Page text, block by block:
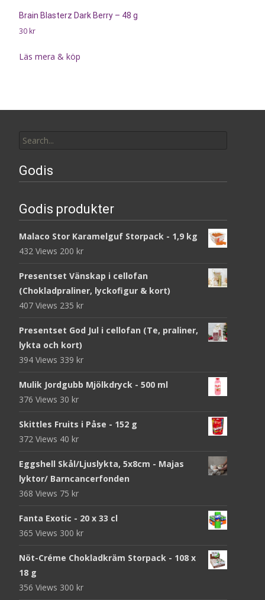
Brain Blasterz Dark Berry – 48 g
30 kr
Läs mera & köp
for:
Godis
Godis produkter
Malaco Stor Karamelguf Storpack - 1,9 kg
432 Views 200 kr
Presentset Vänskap i cellofan
(Chokladpraliner, lyckofigur & kort)
407 Views 235 kr
Presentset God Jul i cellofan (Te, praliner,
lykta och kort)
394 Views 339 kr
Mulik Jordgubb Mjölkdryck - 500 ml
376 Views 30 kr
Skittles Fruits i Påse - 152 g
372 Views 40 kr
Eggshell Skål/Ljuslykta, 5x8cm - Majas
lyktor/ Barncancerfonden
368 Views 75 kr
Fanta Exotic - 20 x 33 cl
365 Views 300 kr
Nöt-Créme Chokladkräm Storpack - 108 x
18 g
356 Views 300 kr